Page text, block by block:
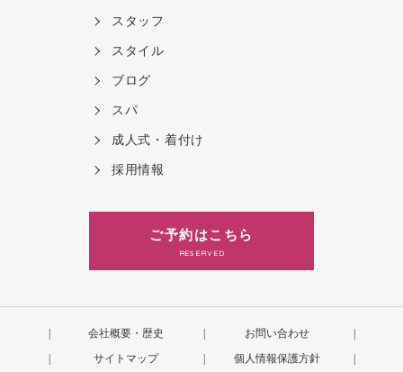
スタッフ
スタイル
ブログ
スパ
成人式・着付け
採用情報
ご予約はこちら
RESERVED
会社概要・歴史
お問い合わせ
サイトマップ
個人情報保護方針